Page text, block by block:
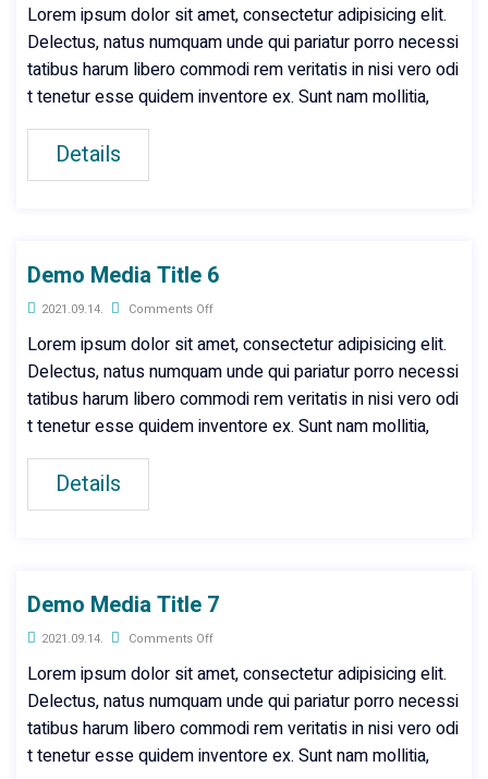
Lorem ipsum dolor sit amet, consectetur adipisicing elit.
Delectus, natus numquam unde qui pariatur porro necessi
tatibus harum libero commodi rem veritatis in nisi vero odi
t tenetur esse quidem inventore ex. Sunt nam mollitia,
Details
Demo Media Title 6
2021.09.14. Comments Off
Lorem ipsum dolor sit amet, consectetur adipisicing elit.
Delectus, natus numquam unde qui pariatur porro necessi
tatibus harum libero commodi rem veritatis in nisi vero odi
t tenetur esse quidem inventore ex. Sunt nam mollitia,
Details
Demo Media Title 7
2021.09.14. Comments Off
Lorem ipsum dolor sit amet, consectetur adipisicing elit.
Delectus, natus numquam unde qui pariatur porro necessi
tatibus harum libero commodi rem veritatis in nisi vero odi
t tenetur esse quidem inventore ex. Sunt nam mollitia,